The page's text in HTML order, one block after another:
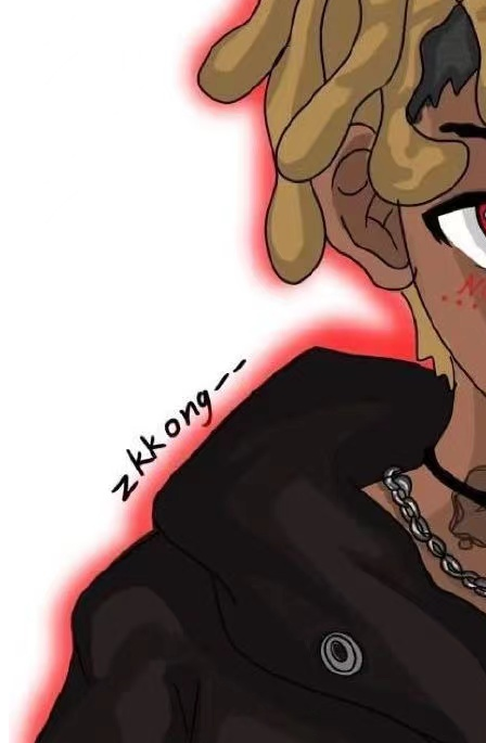
2026/05/21
OPPO Find X9s Pro 堆料影像，有必要
吗？